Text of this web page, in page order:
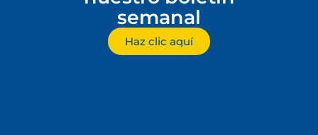
semanal
Haz clic aquí